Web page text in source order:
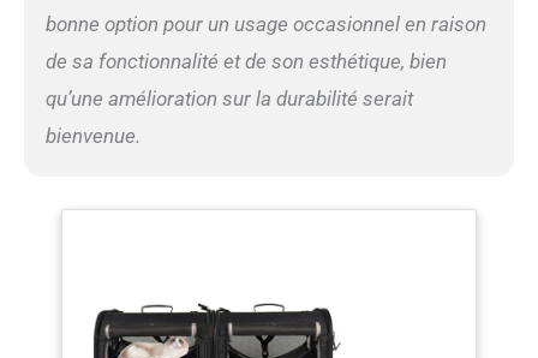
bonne option pour un usage occasionnel en raison
de sa fonctionnalité et de son esthétique, bien
qu’une amélioration sur la durabilité serait
bienvenue.